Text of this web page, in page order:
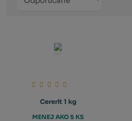
produktů
Cererit 1 kg
MENEJ AKO 5 KS